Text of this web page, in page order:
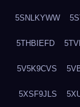
5SNLKYWW
5THBIEFD
5V5K9CVS
5XSF9JLS